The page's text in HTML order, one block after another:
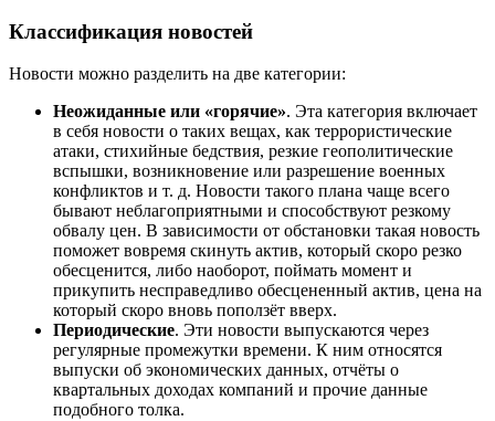
Классификация новостей
Новости можно разделить на две категории:
Неожиданные или «горячие». Эта категория включает
в себя новости о таких вещах, как террористические
атаки, стихийные бедствия, резкие геополитические
вспышки, возникновение или разрешение военных
конфликтов и т. д. Новости такого плана чаще всего
бывают неблагоприятными и способствуют резкому
обвалу цен. В зависимости от обстановки такая новость
поможет вовремя скинуть актив, который скоро резко
обесценится, либо наоборот, поймать момент и
прикупить несправедливо обесцененный актив, цена на
который скоро вновь поползёт вверх.
Периодические. Эти новости выпускаются через
регулярные промежутки времени. К ним относятся
выпуски об экономических данных, отчёты о
квартальных доходах компаний и прочие данные
подобного толка.